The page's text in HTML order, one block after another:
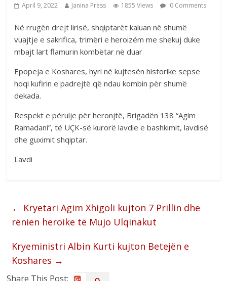
April 9, 2022 Janina Press 1855 Views 0 Comments
Në rrugën drejt lirisë, shqiptarët kaluan në shumë
vuajtje e sakrifica, trimëri e heroizëm me shekuj duke
mbajt lart flamurin kombëtar në duar
Epopeja e Koshares, hyri në kujtesën historike sepse
hoqi kufirin e padrejtë që ndau kombin për shumë
dekada.
Respekt e përulje për heronjtë, Brigadën 138 “Agim
Ramadani”, të UÇK-së kurorë lavdie e bashkimit, lavdisë
dhe guximit shqiptar.
Lavdi
← Kryetari Agim Xhigoli kujton 7 Prillin dhe
rënien heroike të Mujo Ulqinakut
Kryeministri Albin Kurti kujton Betejën e
Koshares →
Share This Post: